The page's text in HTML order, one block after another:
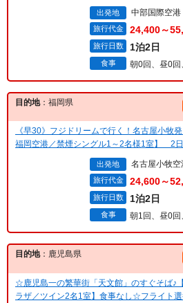
出発地 中部国際空港
旅行代金 24,400～
旅行日数 1泊2日
食事 朝0回、昼0回
目的地：福岡県
《早30》フジドリームで行く！名古屋小牧
福岡空港／禁煙シングル1～2名様1室】 2
出発地 名古屋小牧空
旅行代金 24,600～
旅行日数 1泊2日
食事 朝1回、昼0回
目的地：鹿児島県
☆鹿児島一の繁華街「天文館」のすぐそば♪
ラザ／ツイン2名1室】食事なし☆フライト